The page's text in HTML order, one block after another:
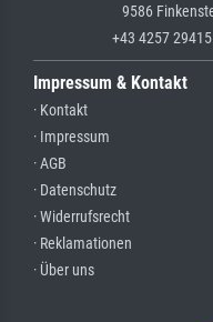
9586
+43 4257
Impressum & Kontakt
· Kontakt
· Impressum
· AGB
· Datenschutz
· Widerrufsrecht
· Reklamationen
· Über uns